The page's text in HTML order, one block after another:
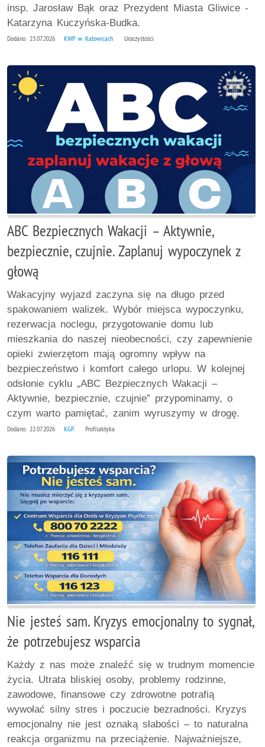
insp. Jarosław Bąk oraz Prezydent Miasta Gliwice -
Katarzyna Kuczyńska-Budka.
Dodano: 23.07.2026 KWP w KatowicachUroczystości
ABC Bezpiecznych Wakacji – Aktywnie,
bezpiecznie, czujnie. Zaplanuj wypoczynek z
głową
Wakacyjny wyjazd zaczyna się na długo przed
spakowaniem walizek. Wybór miejsca wypoczynku,
rezerwacja noclegu, przygotowanie domu lub
mieszkania do naszej nieobecności, czy zapewnienie
opieki zwierzętom mają ogromny wpływ na
bezpieczeństwo i komfort całego urlopu. W kolejnej
odsłonie cyklu „ABC Bezpiecznych Wakacji –
Aktywnie, bezpiecznie, czujnie” przypominamy, o
czym warto pamiętać, zanim wyruszymy w drogę.
Dodano: 22.07.2026 KGPProfilaktyka
Nie jesteś sam. Kryzys emocjonalny to sygnał,
że potrzebujesz wsparcia
Każdy z nas może znaleźć się w trudnym momencie
życia. Utrata bliskiej osoby, problemy rodzinne,
zawodowe, finansowe czy zdrowotne potrafią
wywołać silny stres i poczucie bezradności. Kryzys
emocjonalny nie jest oznaką słabości – to naturalna
reakcja organizmu na przeciążenie. Najważniejsze,